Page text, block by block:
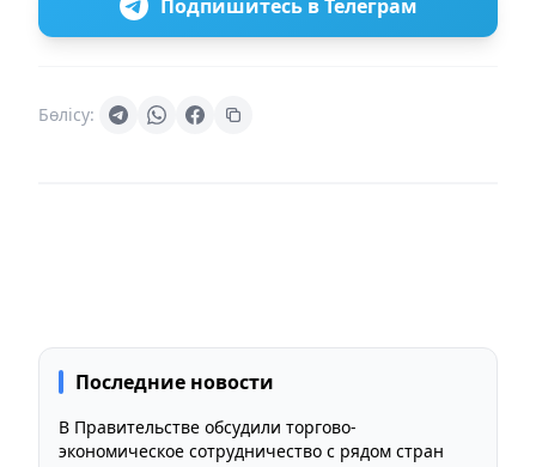
Подпишитесь в Телеграм
Бөлісу:
Последние новости
В Правительстве обсудили торгово-
экономическое сотрудничество с рядом стран